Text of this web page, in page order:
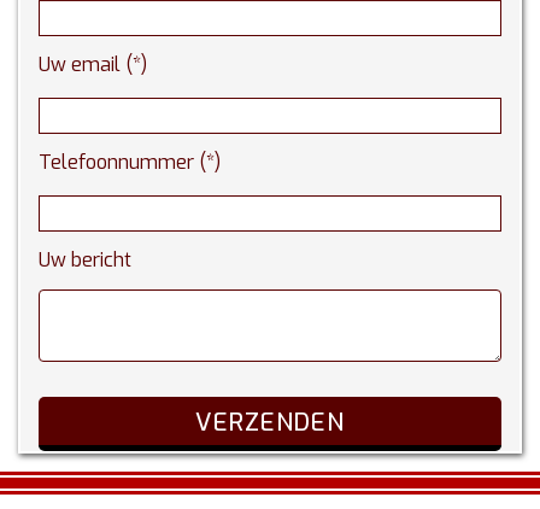
Uw email (*)
Telefoonnummer (*)
Uw bericht